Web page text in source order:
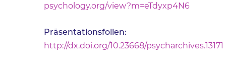
psychology.org/view?m=eTdyxp4N6
Präsentationsfolien:
http://dx.doi.org/10.23668/psycharchives.13171